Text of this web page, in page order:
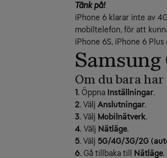
Tänk på!
iPhone 6 klarar inte av
mobiltelefon, för att
iPhone 6S, iPhone 6
Om du bara
1. Öppna Inställningar.
2. Välj Anslutningar.
3. Välj Mobilnätverk.
4. Välj Nätläge.
5. Välj 5G/4G/3G/2G
6. Gå tillbaka till Nätläge.